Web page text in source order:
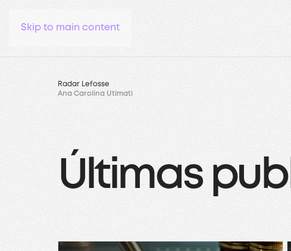
Skip to main content
Radar Lefosse
Ana Carolina Utimati
Últimas